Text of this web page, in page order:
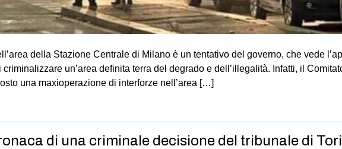
della Stazione Centrale di Milano è un tentativo del governo, che vede
un’area definita terra del degrado e dell’illegalità. Infatti, il
una maxioperazione di interforze nell’area […]
di una criminale decisione del tribunale di